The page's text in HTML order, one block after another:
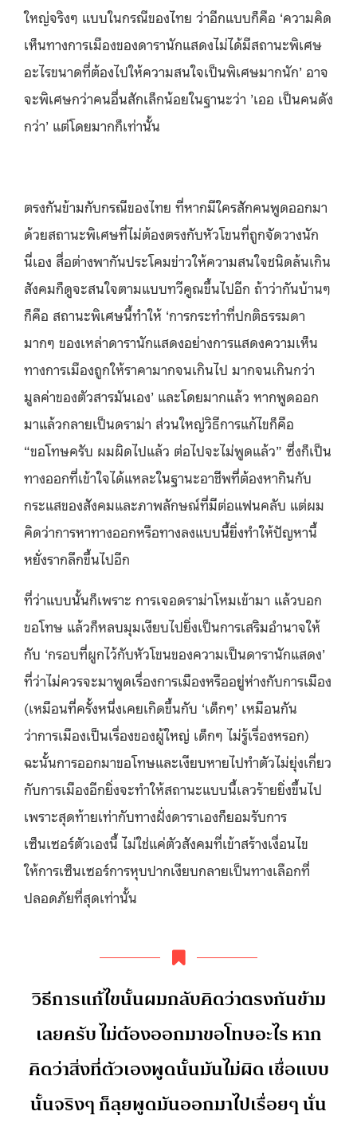
ใหญ่จริงๆ แบบในกรณีของไทย ว่าอีกแบบก็คือ ‘ความคิด
เห็นทางการเมืองของดารานักแสดงไม่ได้มีสถานะพิเศษ
อะไรขนาดที่ต้องไปให้ความสนใจเป็นพิเศษมากนัก’ อาจ
จะพิเศษกว่าคนอื่นสักเล็กน้อยในฐานะว่า ’เออ เป็นคนดัง
กว่า’ แต่โดยมากก็เท่านั้น
ตรงกันข้ามกับกรณีของไทย ที่หากมีใครสักคนพูดออกมา
ด้วยสถานะพิเศษที่ไม่ต้องตรงกับหัวโขนที่ถูกจัดวางนัก
นี่เอง สื่อต่างพากันประโคมข่าวให้ความสนใจชนิดล้นเกิน
สังคมก็ดูจะสนใจตามแบบทวีคูณขึ้นไปอีก ถ้าว่ากันบ้านๆ
ก็คือ สถานะพิเศษนี้ทำให้ ‘การกระทำที่ปกติธรรมดา
มากๆ ของเหล่าดารานักแสดงอย่างการแสดงความเห็น
ทางการเมืองถูกให้ราคามากจนเกินไป มากจนเกินกว่า
มูลค่าของตัวสารมันเอง’ และโดยมากแล้ว หากพูดออก
มาแล้วกลายเป็นดราม่า ส่วนใหญ่วิธีการแก้ไขก็คือ
“ขอโทษครับ ผมผิดไปแล้ว ต่อไปจะไม่พูดแล้ว” ซึ่งก็เป็น
ทางออกที่เข้าใจได้แหละในฐานะอาชีพที่ต้องหากินกับ
กระแสของสังคมและภาพลักษณ์ที่มีต่อแฟนคลับ แต่ผม
คิดว่าการหาทางออกหรือทางลงแบบนี้ยิ่งทำให้ปัญหานี้
หยั่งรากลึกขึ้นไปอีก
ที่ว่าแบบนั้นก็เพราะ การเจอดราม่าโหมเข้ามา แล้วบอก
ขอโทษ แล้วก็หลบมุมเงียบไปยิ่งเป็นการเสริมอำนาจให้
กับ ‘กรอบที่ผูกไว้กับหัวโขนของความเป็นดารานักแสดง’
ที่ว่าไม่ควรจะมาพูดเรื่องการเมืองหรืออยู่ห่างกับการเมือง
(เหมือนที่ครั้งหนึ่งเคยเกิดขึ้นกับ ‘เด็กๆ’ เหมือนกัน
ว่าการเมืองเป็นเรื่องของผู้ใหญ่ เด็กๆ ไม่รู้เรื่องหรอก)
ฉะนั้นการออกมาขอโทษและเงียบหายไปทำตัวไม่ยุ่งเกี่ยว
กับการเมืองอีกยิ่งจะทำให้สถานะแบบนี้เลวร้ายยิ่งขึ้นไป
เพราะสุดท้ายเท่ากับทางฝั่งดาราเองก็ยอมรับการ
เซ็นเซอร์ตัวเองนี้ ไม่ใช่แค่ตัวสังคมที่เข้าสร้างเงื่อนไข
ให้การเซ็นเซอร์การหุบปากเงียบกลายเป็นทางเลือกที่
ปลอดภัยที่สุดเท่านั้น
วิธีการแก้ไขนั้นผมกลับคิดว่าตรงกันข้าม
เลยครับ ไม่ต้องออกมาขอโทษอะไร หาก
คิดว่าสิ่งที่ตัวเองพูดนั้นมันไม่ผิด เชื่อแบบ
นั้นจริงๆ ก็ลุยพูดมันออกมาไปเรื่อยๆ นั่น